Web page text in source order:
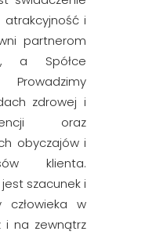
atrakcyjność i
partnerom
a Spółce
zdrowej i
oraz
obyczajów i
klienta.
szacunek i
człowieka w
i na zewnątrz